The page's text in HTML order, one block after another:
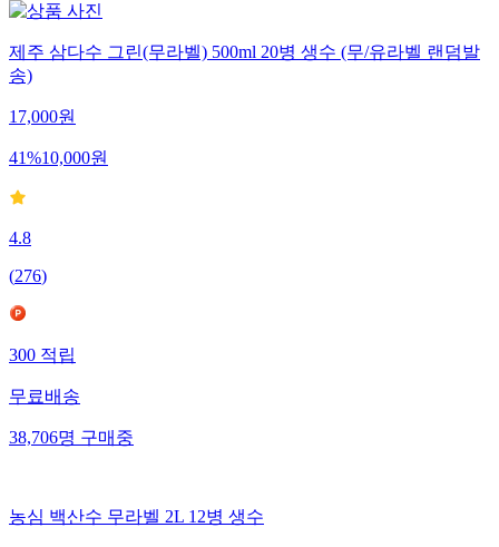
제주 삼다수 그린(무라벨) 500ml 20병 생수 (무/유라벨 랜덤발
송)
17,000원
41%10,000원
4.8
(276)
300적립
무료배송
38,706명구매중
농심 백산수 무라벨 2L 12병 생수